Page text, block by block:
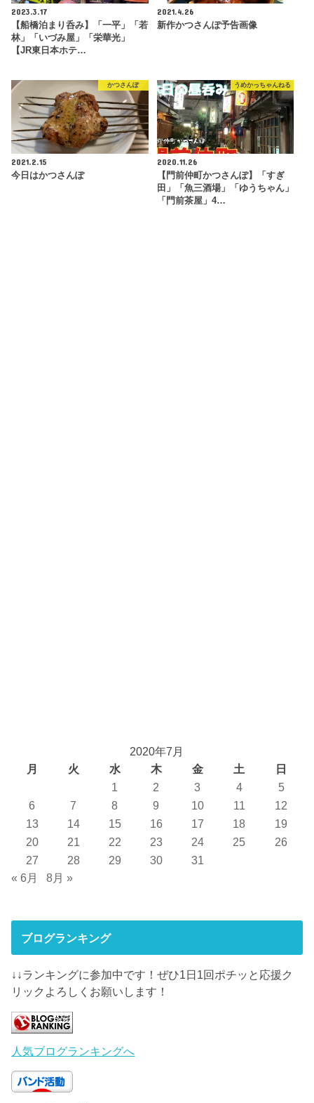
2023.3.17
【船橋泊まり呑み】「一平」「若
林」「いづみ屋」「栄華光」
【JR東日本ホテ…
2021.4.26
新作かつさんぽ予告画像
かつさんぽ
2021.2.15
今日はかつさんぽ
うめかっちゃんねる
2020.11.26
【門前仲町かつさんぽ】「すぎ
田」「魚三酒場」「ゆうちゃん」
「門前茶屋」4…
2020年7月
月
火 水 木 金 土
日
1
2 3 4
5
6
7 8 9 10 11
12
13
14 15 16 17 18
19
20
21 22 23 24 25
26
27
28 29 30
31
« 6月
8月 »
ブログランキング
↓↓ランキングに参加中です！ぜひ1日1回ポチッと応援ク
リックよろしくお願いします！
人気ブログランキングへ